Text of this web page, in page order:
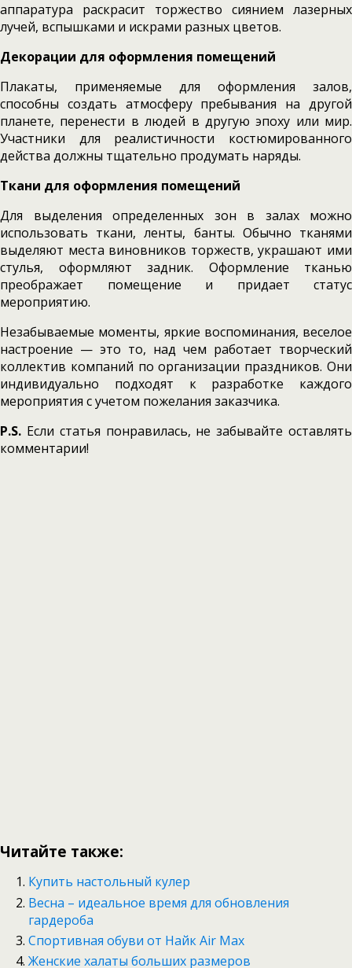
аппаратура раскрасит торжество сиянием лазерных
лучей, вспышками и искрами разных цветов.
Декорации для оформления помещений
Плакаты, применяемые для оформления залов,
способны создать атмосферу пребывания на другой
планете, перенести в людей в другую эпоху или мир.
Участники для реалистичности костюмированного
действа должны тщательно продумать наряды.
Ткани для оформления помещений
Для выделения определенных зон в залах можно
использовать ткани, ленты, банты. Обычно тканями
выделяют места виновников торжеств, украшают ими
стулья, оформляют задник. Оформление тканью
преображает помещение и придает статус
мероприятию.
Незабываемые моменты, яркие воспоминания, веселое
настроение — это то, над чем работает творческий
коллектив компаний по организации праздников. Они
индивидуально подходят к разработке каждого
мероприятия с учетом пожелания заказчика.
P.S. Если статья понравилась, не забывайте оставлять
комментарии!
Читайте также:
Купить настольный кулер
Весна – идеальное время для обновления
гардероба
Спортивная обуви от Найк Air Max
Женские халаты больших размеров